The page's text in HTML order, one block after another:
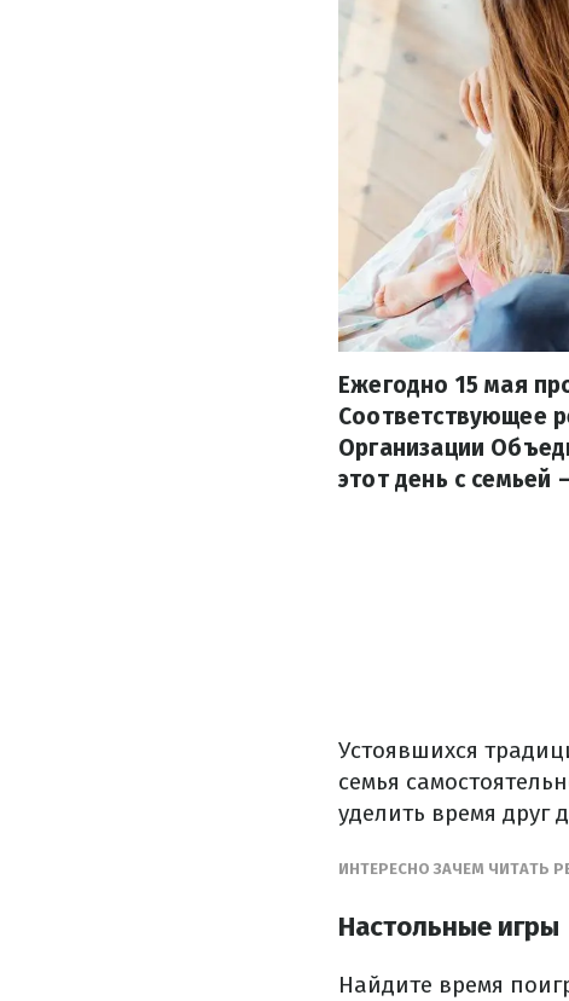
Ежегодно 15 мая
Соответствующее
Организации
этот день с семьей
Устоявшихся
семья
уделить время друг
ИНТЕРЕСНО ЗАЧЕМ ЧИТАТЬ
Настольные игры
Найдите время